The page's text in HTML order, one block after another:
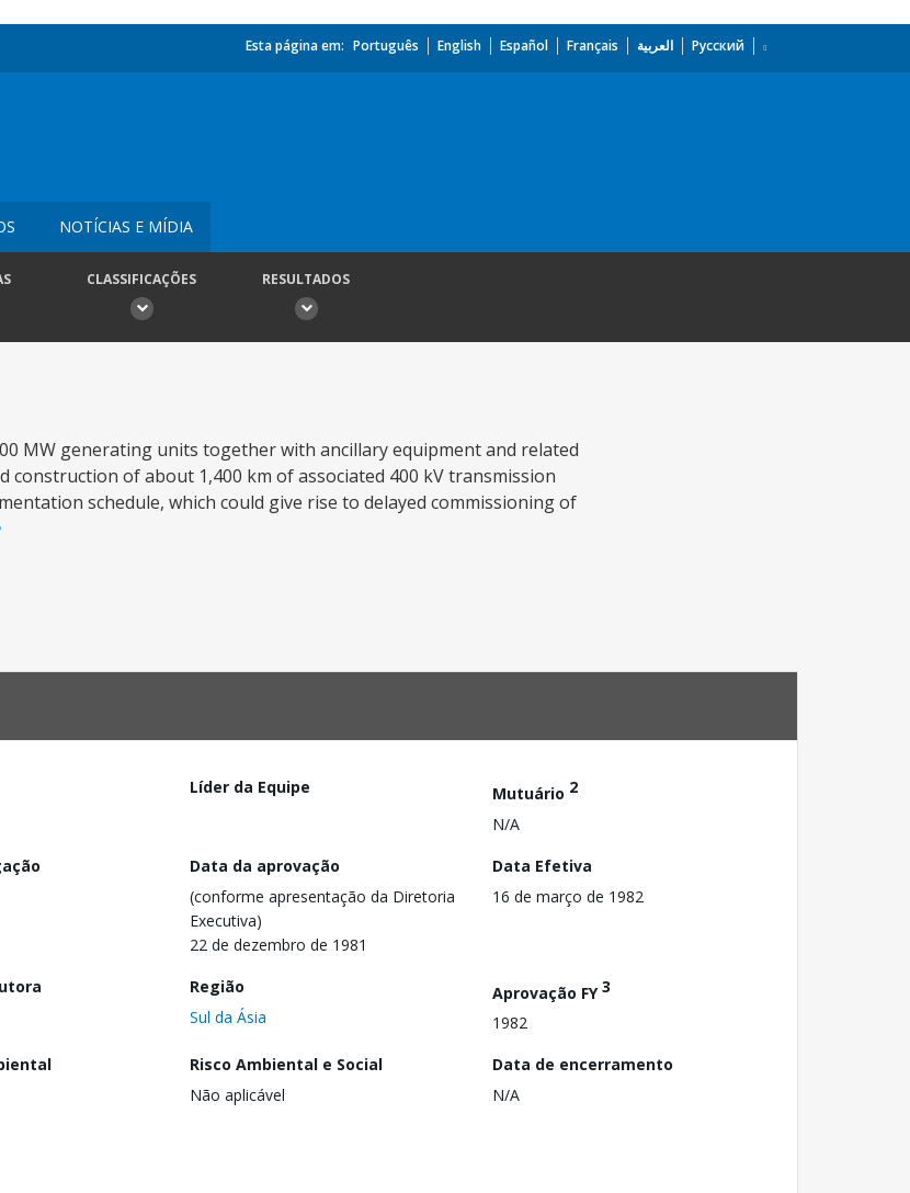
Esta página em: Português English Español Français العربية Русский
NOTÍCIAS E MÍDIA
CLASSIFICAÇÕES RESULTADOS
MW generating units together with ancillary equipment and related
of about 1,400 km of associated 400 kV transmission
schedule, which could give rise to delayed commissioning of
Líder da Equipe Mutuário 2
N/A
Data da aprovação
(conforme apresentação da Diretoria
Executiva)
22 de dezembro de 1981
Data Efetiva
16 de março de 1982
Região
Sul da Ásia
Aprovação FY3
1982
Risco Ambiental e Social
Não aplicável
Data de encerramento
N/A